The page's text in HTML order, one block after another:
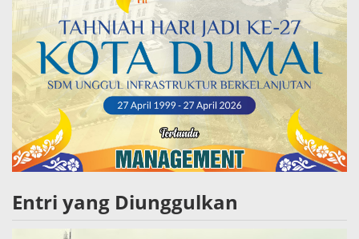
Entri yang Diunggulkan